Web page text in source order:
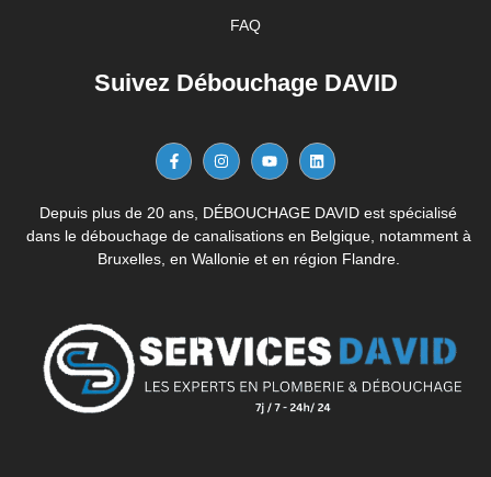
FAQ
Suivez Débouchage DAVID
Depuis plus de 20 ans, DÉBOUCHAGE DAVID est spécialisé
dans le débouchage de canalisations en Belgique, notamment à
Bruxelles, en Wallonie et en région Flandre.